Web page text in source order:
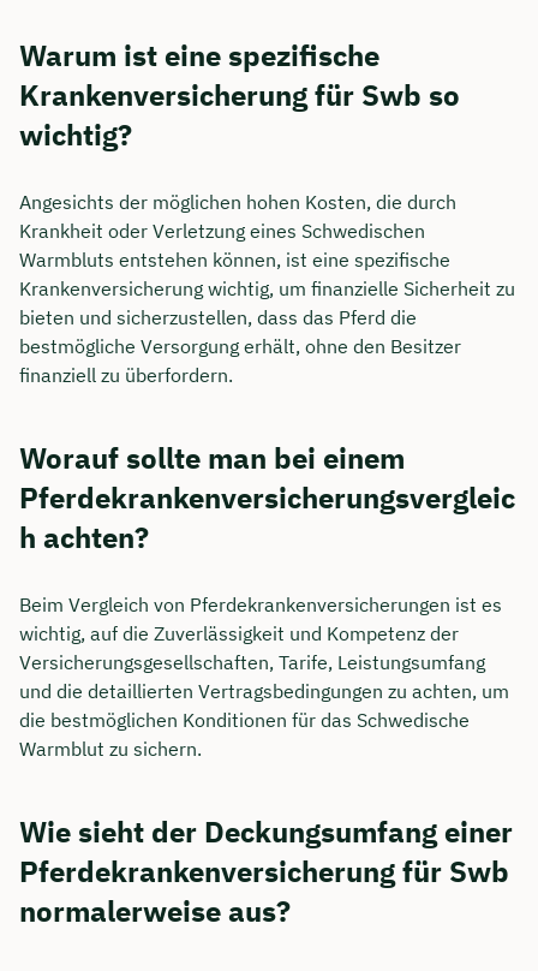
Warum ist eine spezifische
Krankenversicherung für Swb so
wichtig?
Angesichts der möglichen hohen Kosten, die durch
Krankheit oder Verletzung eines Schwedischen
Warmbluts entstehen können, ist eine spezifische
Krankenversicherung wichtig, um finanzielle Sicherheit zu
bieten und sicherzustellen, dass das Pferd die
bestmögliche Versorgung erhält, ohne den Besitzer
finanziell zu überfordern.
Worauf sollte man bei einem
Pferdekrankenversicherungsvergleic
h achten?
Beim Vergleich von Pferdekrankenversicherungen ist es
wichtig, auf die Zuverlässigkeit und Kompetenz der
Versicherungsgesellschaften, Tarife, Leistungsumfang
und die detaillierten Vertragsbedingungen zu achten, um
die bestmöglichen Konditionen für das Schwedische
Warmblut zu sichern.
Wie sieht der Deckungsumfang einer
Pferdekrankenversicherung für Swb
normalerweise aus?